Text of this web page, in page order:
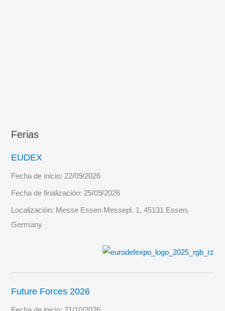
Ferias
EUDEX
Fecha de inicio: 22/09/2026
Fecha de finalización: 25/09/2026
Localización: Messe Essen Messepl. 1, 45131 Essen,
Germany
Future Forces 2026